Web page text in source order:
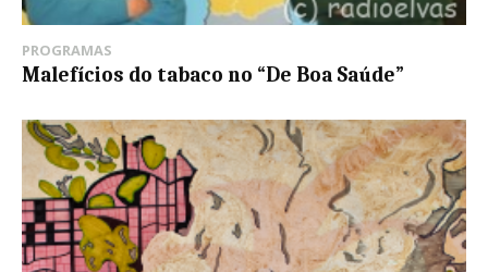
PROGRAMAS
Malefícios do tabaco no “De Boa Saúde”